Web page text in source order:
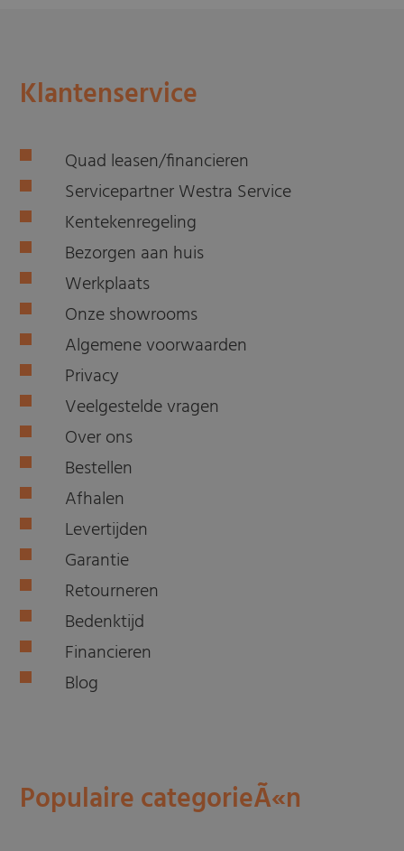
Klantenservice
Quad leasen/financieren
Servicepartner Westra Service
Kentekenregeling
Bezorgen aan huis
Werkplaats
Onze showrooms
Algemene voorwaarden
Privacy
Veelgestelde vragen
Over ons
Bestellen
Afhalen
Levertijden
Garantie
Retourneren
Bedenktijd
Financieren
Blog
Populaire categorieÃ«n